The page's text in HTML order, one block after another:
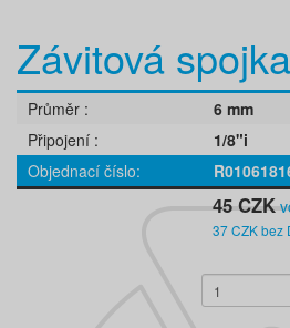
Závitová
Průměr
6 mm
Připojení
1/8"i
Objednací číslo
45 CZK
37 CZK bez